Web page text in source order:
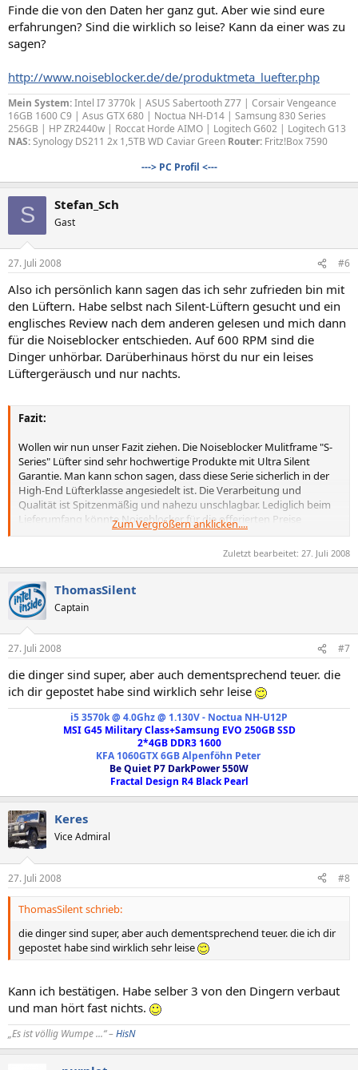
Finde die von den Daten her ganz gut. Aber wie sind eure
erfahrungen? Sind die wirklich so leise? Kann da einer was zu
sagen?
http://www.noiseblocker.de/de/produktmeta_luefter.php
Mein System:Intel I7 3770k | ASUS Sabertooth Z77 | Corsair Vengeance
16GB 1600 C9 | Asus GTX 680 | Noctua NH-D14 | Samsung 830 Series
256GB | HP ZR2440w | Roccat Horde AIMO | Logitech G602 | Logitech G13
NAS:Synology DS211 2x 1,5TB WD Caviar Green Router: Fritz!Box 7590
---> PC Profil <---
S Stefan_Sch
Gast
27. Juli 2008 #6
Also ich persönlich kann sagen das ich sehr zufrieden bin mit
den Lüftern. Habe selbst nach Silent-Lüftern gesucht und ein
englisches Review nach dem anderen gelesen und mich dann
für die Noiseblocker entschieden. Auf 600 RPM sind die
Dinger unhörbar. Darüberhinaus hörst du nur ein leises
Lüftergeräusch und nur nachts.
Fazit:
Wollen wir nun unser Fazit ziehen. Die Noiseblocker Mulitframe "S-
Series" Lüfter sind sehr hochwertige Produkte mit Ultra Silent
Garantie. Man kann schon sagen, dass diese Serie sicherlich in der
High-End Lüfterklasse angesiedelt ist. Die Verarbeitung und
Qualität ist Spitzenmäßig und nahezu unschlagbar. Lediglich beim
Lieferumfang könnte Noiseblocker für die offerierten Preise
vielleicht noch einen Lüfteradapter oder eine Slotblendensteuerung
mit beilegen. Welches allerdings nicht notwendig ist, bei dieser
Hersteller, gerade im Silent Bereich die Zähne ausbeißen werden. Als
neuen Maßstab gelten hier die Designstudie und die
eingeflossenen Technologien. Negatives konnten wir im gesamten
Verlauf dieses Tests den Lüftern nicht entlocken, einfach perfekt. Die
Preise scheinen recht hoch, aber 6 Jahre Garantie bei einer
Lebenserwartung von knapp 16 Jahren (140.000 Betriebsstunden)
ist der Preis doch schon angemessen.
http://www.hardware-mods.com/viewpage.php?
page_id=222&page=4
Zum Vergrößern anklicken....
Zuletzt bearbeitet: 27. Juli 2008
ThomasSilent
Captain
27. Juli 2008 #7
die dinger sind super, aber auch dementsprechend teuer. die
ich dir gepostet habe sind wirklich sehr leise
i5 3570k @ 4.0Ghz @ 1.130V - Noctua NH-U12P
MSI G45 Military Class+Samsung EVO 250GB SSD
2*4GB DDR3 1600
KFA 1060GTX 6GB Alpenföhn Peter
Be Quiet P7 DarkPower 550W
Fractal Design R4 Black Pearl
Keres
Vice Admiral
27. Juli 2008 #8
ThomasSilent schrieb:
die dinger sind super, aber auch dementsprechend teuer. die ich dir
gepostet habe sind wirklich sehr leise
Kann ich bestätigen. Habe selber 3 von den Dingern verbaut
und man hört fast nichts.
„Es ist völlig Wumpe ...“ –HisN